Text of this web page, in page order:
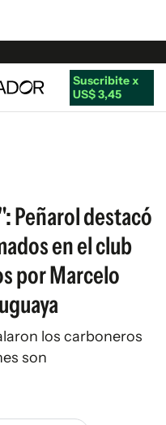
Suscribite x
US$ 3,45
Peñarol destacó
en el club
por Marcelo
los carboneros
son